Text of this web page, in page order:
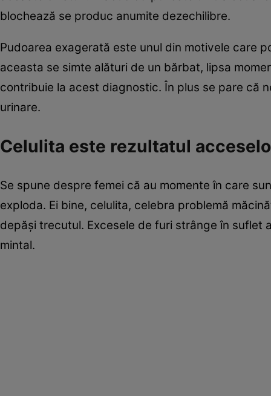
blochează se produc anumite dezechilibre.
Pudoarea exagerată este unul din motivele care
aceasta se simte alături de un bărbat, lipsa
contribuie la acest diagnostic. În plus se pare că
urinare.
Celulita este rezultatul
Se spune despre femei că au momente în care
exploda. Ei bine, celulita, celebra problemă
depăşi trecutul. Excesele de furi strânge în suflet
mintal.